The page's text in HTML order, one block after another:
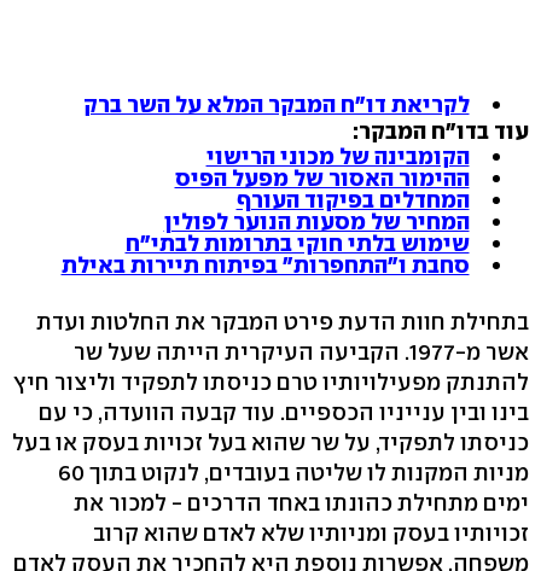
לקריאת דו"ח המבקר המלא על השר ברק
עוד בדו"ח המבקר:
הקומבינה של מכוני הרישוי
ההימור האסור של מפעל הפיס
המחדלים בפיקוד העורף
המחיר של מסעות הנוער לפולין
שימוש בלתי חוקי בתרומות לבתי"ח
סחבת ו"התחפרות" בפיתוח תיירות באילת
בתחילת חוות הדעת פירט המבקר את החלטות ועדת
אשר מ-1977. הקביעה העיקרית הייתה שעל שר
להתנתק מפעילויותיו טרם כניסתו לתפקיד וליצור חיץ
בינו ובין ענייניו הכספיים. עוד קבעה הוועדה, כי עם
כניסתו לתפקיד, על שר שהוא בעל זכויות בעסק או בעל
מניות המקנות לו שליטה בעובדים, לנקוט בתוך 60
ימים מתחילת כהונתו באחד הדרכים - למכור את
זכויותיו בעסק ומניותיו שלא לאדם שהוא קרוב
משפחה. אפשרות נוספת היא להחכיר את העסק לאדם